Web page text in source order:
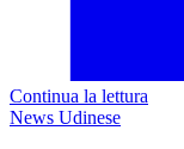
Continua la lettura
News Udinese